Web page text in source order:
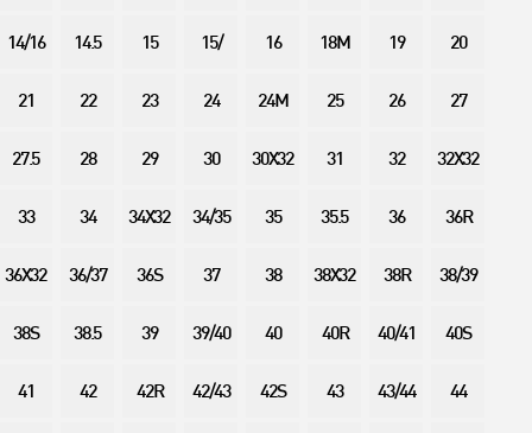
14/16 14.5 15 15/ 16 18M 19 20
21 22 23 24 24M 25 26 27
27.5 28 29 30 30X32 31 32 32X32
33 34 34X32 34/35 35 35.5 36 36R
36X32 36/37 36S 37 38 38X32 38R 38/39
38S 38.5 39 39/40 40 40R 40/41 40S
41 42 42R 42/43 42S 43 43/44 44